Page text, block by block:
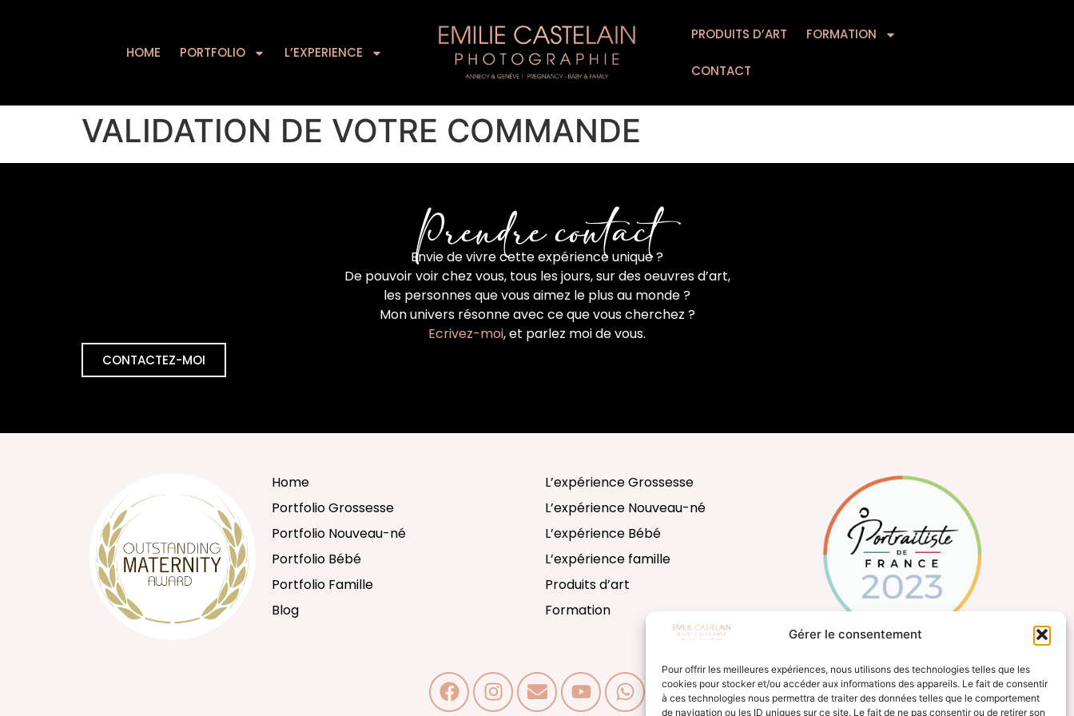
Gérer le consentement
Pour offrir les meilleures expériences, nous utilisons des technologies telles que les
cookies pour stocker et/ou accéder aux informations des appareils. Le fait de consentir
à ces technologies nous permettra de traiter des données telles que le comportement
de navigation ou les ID uniques sur ce site. Le fait de ne pas consentir ou de retirer son
HOME PORTFOLIO L’EXPERIENCE
PRODUITS D’ART FORMATION
CONTACT
L’EXPERIENCE SUPPORTS D’ART FORMATION CONTACT
VALIDATION DE VOTRE COMMANDE
Prendre contact
Envie de vivre cette expérience unique ?
De pouvoir voir chez vous, tous les jours, sur des oeuvres d’art,
les personnes que vous aimez le plus au monde ?
Mon univers résonne avec ce que vous cherchez ?
Ecrivez-moi, et parlez moi de vous.
CONTACTEZ-MOI
Home
Portfolio Grossesse
Portfolio Nouveau-né
Portfolio Bébé
Portfolio Famille
Blog
L’expérience Grossesse
L’expérience Nouveau-né
L’expérience Bébé
L’expérience famille
Produits d’art
Formation